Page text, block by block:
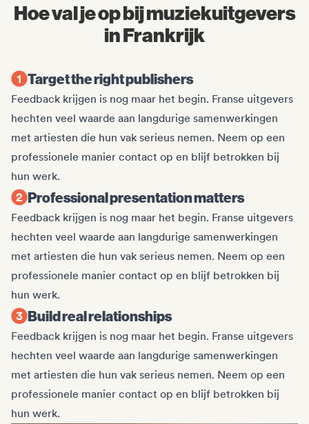
Hoe val je op bij muziekuitgevers
in Frankrijk
Target the right publishers
Feedback krijgen is nog maar het begin. Franse uitgevers
hechten veel waarde aan langdurige samenwerkingen
met artiesten die hun vak serieus nemen. Neem op een
professionele manier contact op en blijf betrokken bij
hun werk.
Professional presentation matters
Feedback krijgen is nog maar het begin. Franse uitgevers
hechten veel waarde aan langdurige samenwerkingen
met artiesten die hun vak serieus nemen. Neem op een
professionele manier contact op en blijf betrokken bij
hun werk.
Build real relationships
Feedback krijgen is nog maar het begin. Franse uitgevers
hechten veel waarde aan langdurige samenwerkingen
met artiesten die hun vak serieus nemen. Neem op een
professionele manier contact op en blijf betrokken bij
hun werk.